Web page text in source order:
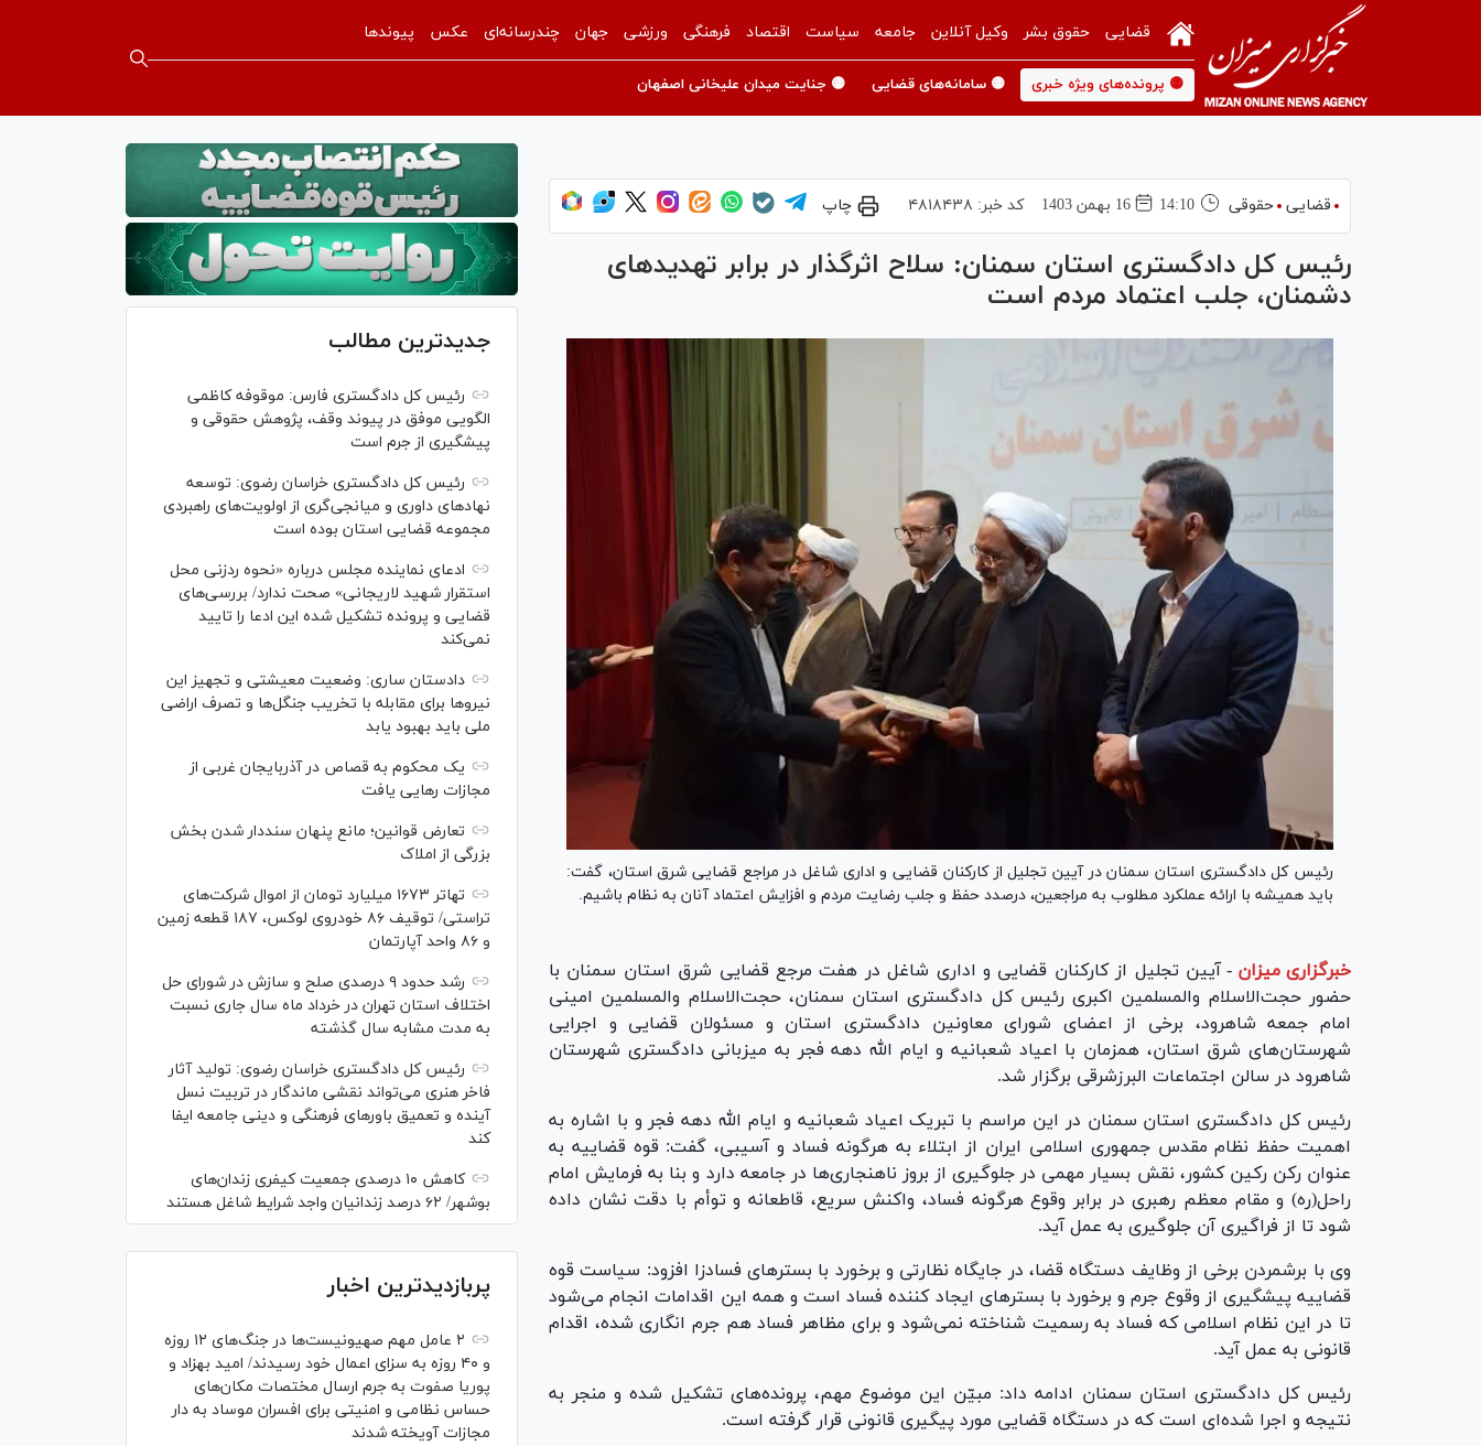
قضایی حقوق بشر وکیل آنلاین جامعه سیاست اقتصاد فرهنگی ورزشی جهان چندرسانه‌ای عکس پیوندها
🟡 پرونده‌های ویژه خبری 🟡 سامانه‌های قضایی 🟡 جنایت میدان علیخانی اصفهان
قضایی حقوقی 14:10 16 بهمن 1403 کد خبر: ۴۸۱۸۴۳۸ چاپ
رئیس کل دادگستری استان سمنان: سلاح اثرگذار در برابر تهدید‌های
دشمنان، جلب اعتماد مردم است
رئیس کل دادگستری استان سمنان در آیین تجلیل از کارکنان قضایی و اداری شاغل در مراجع قضایی شرق استان، گفت:
باید همیشه با ارائه عملکرد مطلوب به مراجعین، درصدد حفظ و جلب رضایت مردم و افزایش اعتماد آنان به نظام باشیم.
خبرگزاری میزان - آیین تجلیل از کارکنان قضایی و اداری شاغل در هفت مرجع قضایی شرق استان سمنان با
حضور حجت‌الاسلام والمسلمین اکبری رئیس کل دادگستری استان سمنان، حجت‌الاسلام والمسلمین امینی
امام جمعه شاهرود، برخی از اعضای شورای معاونین دادگستری استان و مسئولان قضایی و اجرایی
شهرستان‌های شرق استان، همزمان با اعیاد شعبانیه و ایام الله دهه فجر به میزبانی دادگستری شهرستان
شاهرود در سالن اجتماعات البرزشرقی برگزار شد.
رئیس کل دادگستری استان سمنان در این مراسم با تبریک اعیاد شعبانیه و ایام الله دهه فجر و با اشاره به
اهمیت حفظ نظام مقدس جمهوری اسلامی ایران از ابتلاء به هرگونه فساد و آسیبی، گفت: قوه قضاییه به
عنوان رکن رکین کشور، نقش بسیار مهمی در جلوگیری از بروز ناهنجاری‌ها در جامعه دارد و بنا به فرمایش امام
راحل(ره) و مقام معظم رهبری در برابر وقوع هرگونه فساد، واکنش سریع، قاطعانه و توأم با دقت نشان داده
شود تا از فراگیری آن جلوگیری به عمل آید.
وی با برشمردن برخی از وظایف دستگاه قضا، در جایگاه نظارتی و برخورد با بستر‌های فسادزا افزود: سیاست قوه
قضاییه پیشگیری از وقوع جرم و برخورد با بستر‌های ایجاد کننده فساد است و همه این اقدامات انجام می‌شود
تا در این نظام اسلامی که فساد به رسمیت شناخته نمی‌شود و برای مظاهر فساد هم جرم انگاری شده، اقدام
قانونی به عمل آید.
رئیس کل دادگستری استان سمنان ادامه داد: مبیّن این موضوع مهم، پرونده‌های تشکیل شده و منجر به
نتیجه و اجرا شده‌ای است که در دستگاه قضایی مورد پیگیری قانونی قرار گرفته است.
جدیدترین مطالب
رئیس کل دادگستری فارس: موقوفه کاظمی
الگویی موفق در پیوند وقف، پژوهش حقوقی و
پیشگیری از جرم است
رئیس کل دادگستری خراسان رضوی: توسعه
نهاد‌های داوری و میانجی‌گری از اولویت‌های راهبردی
مجموعه قضایی استان بوده است
ادعای نماینده مجلس درباره «نحوه ردزنی محل
استقرار شهید لاریجانی» صحت ندارد/ بررسی‌های
قضایی و پرونده تشکیل شده این ادعا را تایید
نمی‌کند
دادستان ساری: وضعیت معیشتی و تجهیز این
نیرو‌ها برای مقابله با تخریب جنگل‌ها و تصرف اراضی
ملی باید بهبود یابد
یک محکوم به قصاص در آذربایجان‌ غربی از
مجازات رهایی یافت
تعارض قوانین؛ مانع پنهان سنددار شدن بخش
بزرگی از املاک
تهاتر ۱۶۷۳ میلیارد تومان از اموال شرکت‌های
تراستی/ توقیف ۸۶ خودروی لوکس، ۱۸۷ قطعه زمین
و ۸۶ واحد آپارتمان
رشد حدود ۹ درصدی صلح و سازش در شورای حل
اختلاف استان تهران در خرداد ماه سال جاری نسبت
به مدت مشابه سال گذشته
رئیس کل دادگستری خراسان رضوی: تولید آثار
فاخر هنری می‌تواند نقشی ماندگار در تربیت نسل
آینده و تعمیق باور‌های فرهنگی و دینی جامعه ایفا
کند
کاهش ۱۰ درصدی جمعیت کیفری زندان‌های
بوشهر/ ۶۲ درصد زندانیان واجد شرایط شاغل هستند
پربازدیدترین اخبار
۲ عامل مهم صهیونیست‌ها در جنگ‌های ۱۲ روزه
و ۴۰ روزه به سزای اعمال خود رسیدند/ امید بهزاد و
پوریا صفوت به جرم ارسال مختصات مکان‌های
حساس نظامی و امنیتی برای افسران موساد به دار
مجازات آویخته شدند